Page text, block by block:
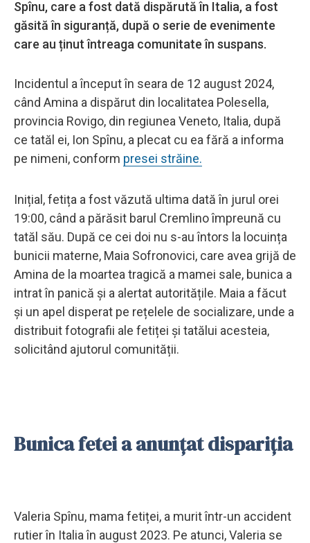
Spînu, care a fost dată dispărută în Italia, a fost
găsită în siguranță, după o serie de evenimente
care au ținut întreaga comunitate în suspans.
Incidentul a început în seara de 12 august 2024,
când Amina a dispărut din localitatea Polesella,
provincia Rovigo, din regiunea Veneto, Italia, după
ce tatăl ei, Ion Spînu, a plecat cu ea fără a informa
pe nimeni, conform presei străine.
Inițial, fetița a fost văzută ultima dată în jurul orei
19:00, când a părăsit barul Cremlino împreună cu
tatăl său. După ce cei doi nu s-au întors la locuința
bunicii materne, Maia Sofronovici, care avea grijă de
Amina de la moartea tragică a mamei sale, bunica a
intrat în panică și a alertat autoritățile. Maia a făcut
și un apel disperat pe rețelele de socializare, unde a
distribuit fotografii ale fetiței și tatălui acesteia,
solicitând ajutorul comunității.
Bunica fetei a anunțat dispariția
Valeria Spînu, mama fetiței, a murit într-un accident
rutier în Italia în august 2023. Pe atunci, Valeria se